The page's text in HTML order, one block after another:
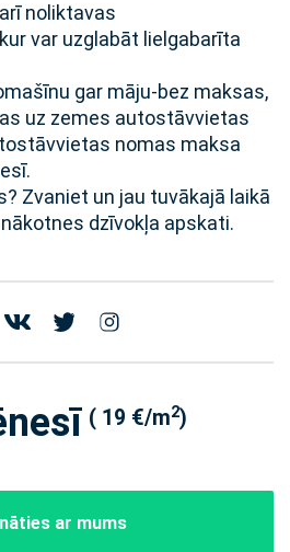
noliktavas
var uzglabāt lielgabarīta
gar māju-bez maksas,
uz zemes autostāvvietas
nomas maksa
Zvaniet un jau tuvākajā laikā
dzīvokļa apskati.
( 19 €/m2)
ar mums